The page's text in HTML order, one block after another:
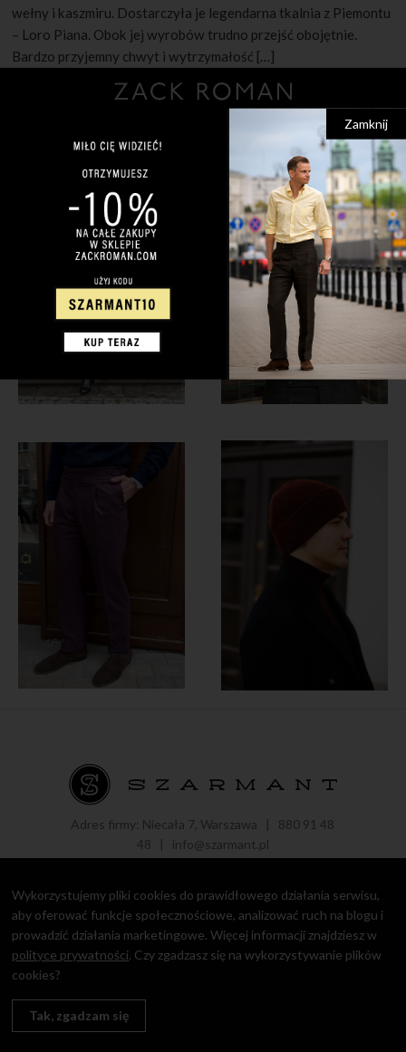
wełny i kaszmiru. Dostarczyła je legendarna tkalnia z Piemontu
– Loro Piana. Obok jej wyrobów trudno przejść obojętnie.
Bardzo przyjemny chwyt i wytrzymałość […]
Adres firmy: Niecała 7, Warszawa | 880 91 48
48 | info@szarmant.pl
Copyright © 2016 - 2021 Roman Zaczkiewicz.
Polityka prywatności
Wykorzystujemy pliki cookies do prawidłowego działania serwisu,
aby oferować funkcje społecznościowe, analizować ruch na blogu i
prowadzić działania marketingowe. Więcej informacji znajdziesz w
polityce prywatności. Czy zgadzasz się na wykorzystywanie plików
cookies?
Tak, zgadzam się
Zamknij